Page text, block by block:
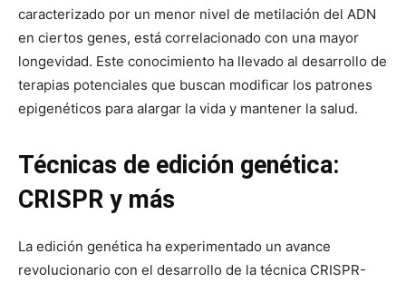
caracterizado por un menor nivel de metilación del ADN
en ciertos genes, está correlacionado con una mayor
longevidad. Este conocimiento ha llevado al desarrollo de
terapias potenciales que buscan modificar los patrones
epigenéticos para alargar la vida y mantener la salud.
Técnicas de edición genética:
CRISPR y más
La edición genética ha experimentado un avance
revolucionario con el desarrollo de la técnica CRISPR-